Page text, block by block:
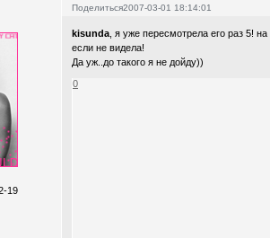
Поделиться2007-03-01 18:14:01
19
kisunda, я уже пересмотрела его раз 5!
если не видела!
Да уж..до такого я не дойду))
0